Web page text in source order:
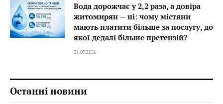
Вода дорожчає у 2,2 раза, а довіра
житомирян — ні: чому містяни
мають платити більше за послугу, до
якої дедалі більше претензій?
31.07.2026
Останні новини